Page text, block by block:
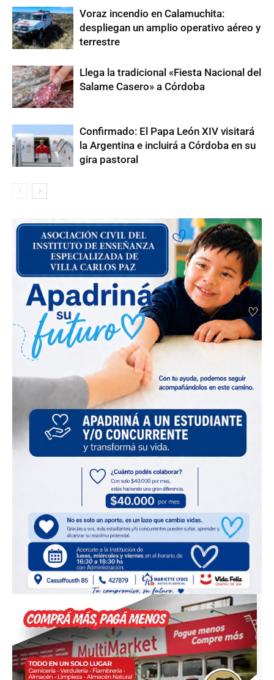
Voraz incendio en Calamuchita:
despliegan un amplio operativo aéreo y
terrestre
Llega la tradicional «Fiesta Nacional del
Salame Casero» a Córdoba
Confirmado: El Papa León XIV visitará
la Argentina e incluirá a Córdoba en su
gira pastoral